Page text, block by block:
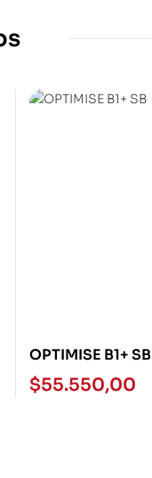
OPTIMISE B1+ SB
$55.550,00